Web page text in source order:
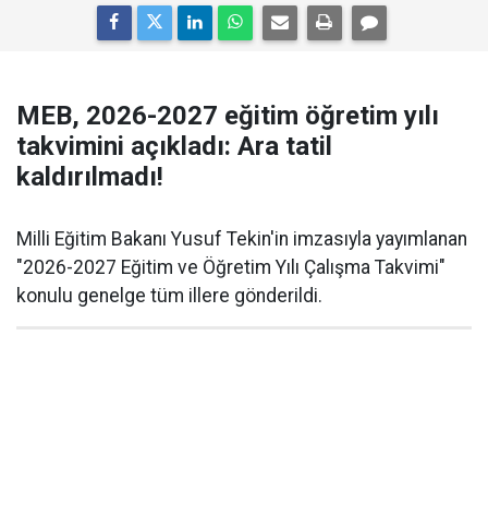
MEB, 2026-2027 eğitim öğretim yılı
takvimini açıkladı: Ara tatil
kaldırılmadı!
Milli Eğitim Bakanı Yusuf Tekin'in imzasıyla yayımlanan
"2026-2027 Eğitim ve Öğretim Yılı Çalışma Takvimi"
konulu genelge tüm illere gönderildi.